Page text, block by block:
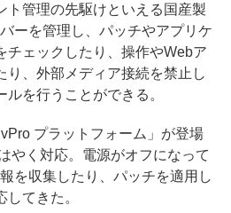
ト管理の先駆けといえる国産製
ーを管理し、パッチやアプリケ
チェックしたり、操作やWebア
り、外部メディア接続を禁止し
を行うことができる。
プラットフォーム」が登場
やく対応。電源がオフになって
を収集したり、パッチを適用し
てきた。